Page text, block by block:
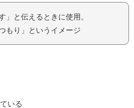
」と伝えるときに使用。
もり」というイメージ
いる